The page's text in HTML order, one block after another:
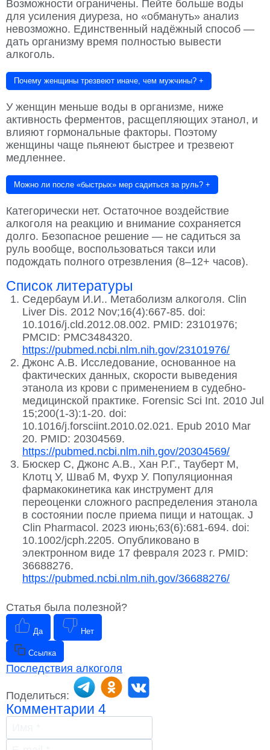
Возможности ограничены. Пейте больше воды
для усиления диуреза, но «обмануть» анализ
невозможно. Единственный надёжный способ —
дать организму время полностью вывести
алкоголь.
Почему женщины трезвеют иначе, чем мужчины? +
У женщин меньше воды в организме, ниже
активность ферментов, расщепляющих этанол, и
влияют гормональные факторы. Поэтому
женщины чаще пьянеют быстрее и трезвеют
медленнее.
Можно ли после «быстрых» мер садиться за руль? +
Категорически нет. Остаточное воздействие
алкоголя на реакцию и внимание сохраняется
долго. Безопасное решение — не садиться за
руль вообще, воспользоваться такси или
подождать полного отрезвления (8–12+ часов).
Список литературы
Седербаум И.И.. Метаболизм алкоголя. Clin
Liver Dis. 2012 Nov;16(4):667-85. doi:
10.1016/j.cld.2012.08.002. PMID: 23101976;
PMCID: PMC3484320.
https://pubmed.ncbi.nlm.nih.gov/23101976/
Джонс А.В. Исследование, основанное на
фактических данных, скорости выведения
этанола из крови с применением в судебно-
медицинской практике. Forensic Sci Int. 2010 Jul
15;200(1-3):1-20. doi:
10.1016/j.forsciint.2010.02.021. Epub 2010 Mar
20. PMID: 20304569.
https://pubmed.ncbi.nlm.nih.gov/20304569/
Бюскер С, Джонс А.В., Хан Р.Г., Тауберт М,
Клотц У, Шваб М, Фухр У. Популяционная
фармакокинетика как инструмент для
переоценки сложного распределения этанола
в состоянии после приема пищи и натощак. J
Clin Pharmacol. 2023 июнь;63(6):681-694. doi:
10.1002/jcph.2205. Опубликовано в
электронном виде 17 февраля 2023 г. PMID:
36688276.
https://pubmed.ncbi.nlm.nih.gov/36688276/
Статья была полезной?
Да Нет
Ссылка
Последствия алкоголя
Поделиться:
Комментарии 4